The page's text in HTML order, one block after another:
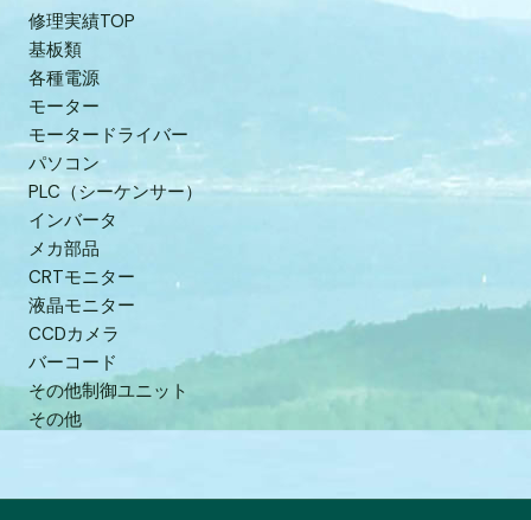
修理実績TOP
基板類
各種電源
モーター
モータードライバー
パソコン
PLC（シーケンサー）
インバータ
メカ部品
CRTモニター
液晶モニター
CCDカメラ
バーコード
その他制御ユニット
その他